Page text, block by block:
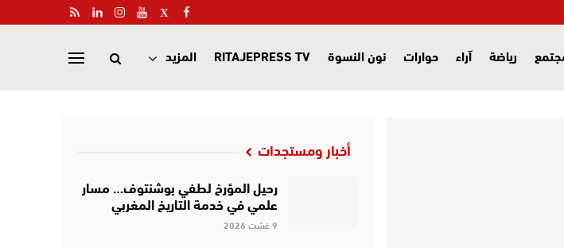
رياضة آراء حوارات نون النسوة RITAJEPRESS TV المزيد
أخبار ومستجدات
رحيل المؤرخ لطفي بوشنتوف… مسار
علمي في خدمة التاريخ المغربي
9 غشت 2026